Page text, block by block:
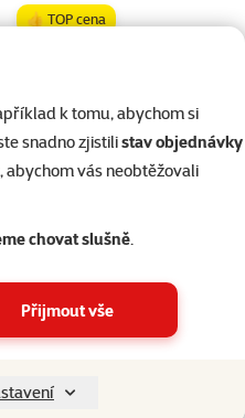
k tomu, abychom si
snadno zjistilistav objednávky
abychom vás neobtěžovali
chovat slušně.
Přijmout vše
👍 TOP cena
Cena
49 Kč